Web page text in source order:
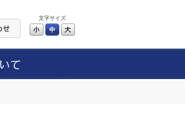
文字サイズ
小 中